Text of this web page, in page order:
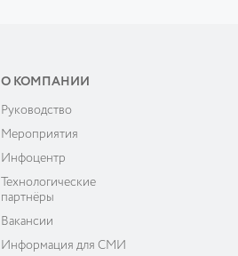
О КОМПАНИИ
Руководство
Мероприятия
Инфоцентр
Технологические
партнёры
Вакансии
Информация для СМИ